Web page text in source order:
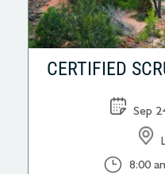
CERTIFIED
Sep
}
8:00